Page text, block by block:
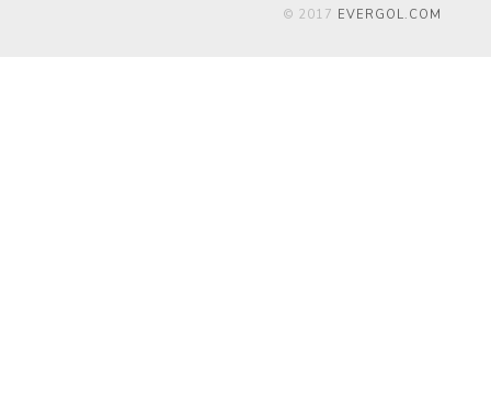
© 2017 EVERGOL.COM